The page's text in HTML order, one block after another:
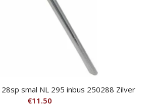
smal NL 295 inbus 250288 Zilver
€11.50